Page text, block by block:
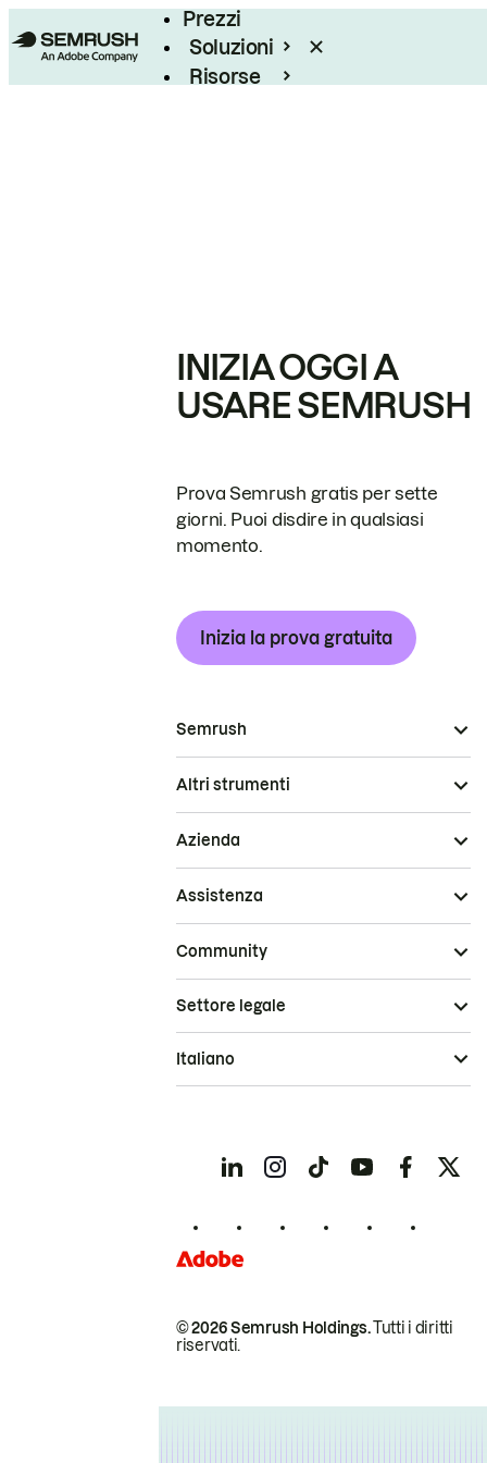
Prezzi
Soluzioni
Risorse
INIZIA OGGI A
USARE SEMRUSH
Prova Semrush gratis per sette
giorni. Puoi disdire in qualsiasi
momento.
Inizia la prova gratuita
Semrush
Altri strumenti
Azienda
Assistenza
Community
© 2026 Semrush Holdings.Tutti i diritti
riservati.
Settore legale
Italiano